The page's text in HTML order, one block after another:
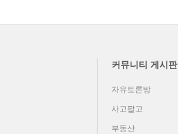
커뮤니티 게시판
자유토론방
사고팔고
부동산